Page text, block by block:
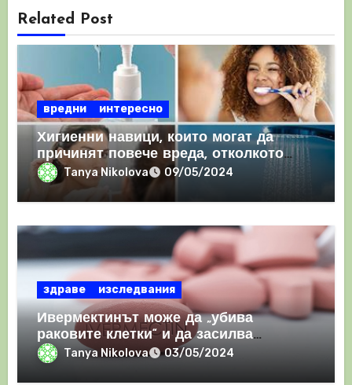
Related Post
вредни интересно
Хигиенни навици, които могат да
причинят повече вреда, отколкото
ползаTanya Nikolova 09/05/2024
здраве изследвания
Ивермектинът може да „убива
раковите клетки“ и да засилва
имунния отговор
Tanya Nikolova 03/05/2024